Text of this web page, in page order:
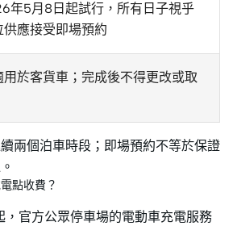
年5月8日起試行，所有日子視乎
供應接受即場預約
用於客貨車；完成後不得更改或取
兩個泊車時段；即場預約不等於保證
點收費？
官方公眾停車場的電動車充電服務